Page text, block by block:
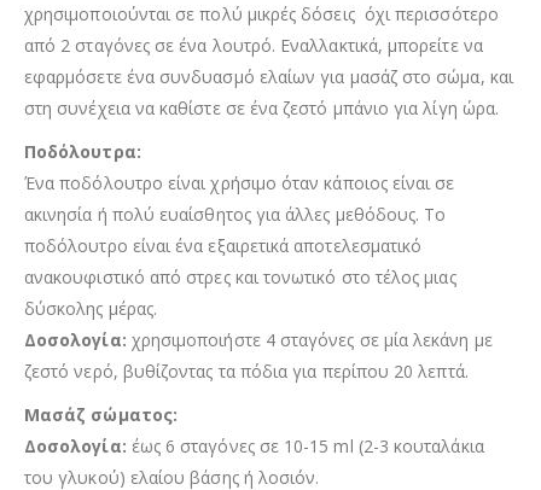
χρησιμοποιούνται σε πολύ μικρές δόσεις όχι περισσότερο
από 2 σταγόνες σε ένα λουτρό. Εναλλακτικά, μπορείτε να
εφαρμόσετε ένα συνδυασμό ελαίων για μασάζ στο σώμα, και
στη συνέχεια να καθίστε σε ένα ζεστό μπάνιο για λίγη ώρα.
Ποδόλουτρα:
Ένα ποδόλουτρο είναι χρήσιμο όταν κάποιος είναι σε
ακινησία ή πολύ ευαίσθητος για άλλες μεθόδους. Το
ποδόλουτρο είναι ένα εξαιρετικά αποτελεσματικό
ανακουφιστικό από στρες και τονωτικό στο τέλος μιας
δύσκολης μέρας.
Δοσολογία: χρησιμοποιήστε 4 σταγόνες σε μία λεκάνη με
ζεστό νερό, βυθίζοντας τα πόδια για περίπου 20 λεπτά.
Μασάζ σώματος:
Δοσολογία: έως 6 σταγόνες σε 10-15 ml (2-3 κουταλάκια
του γλυκού) ελαίου βάσης ή λοσιόν.